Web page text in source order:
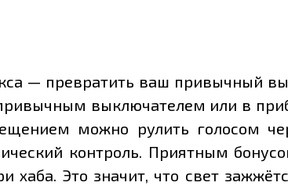
— превратить ваш привычный
выключателем или в
можно рулить голосом
контроль. Приятным
хаба. Это значит, что свет